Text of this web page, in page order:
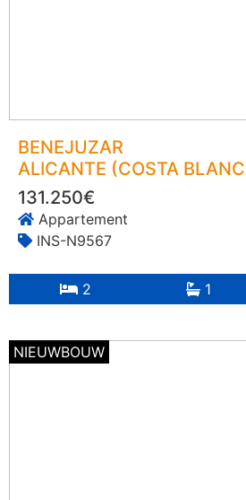
BENEJUZAR
ALICANTE (COSTA
131.250€
Appartement
INS-N9567
2 1
NIEUWBOUW